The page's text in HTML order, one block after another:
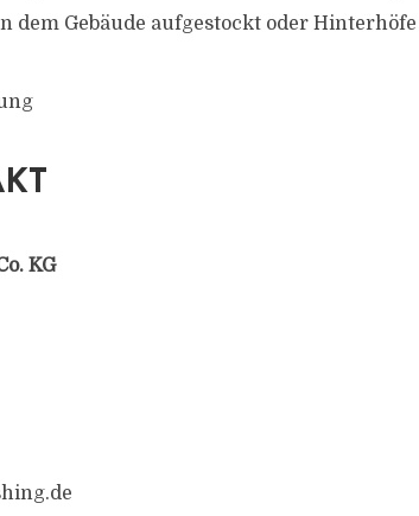
dem Gebäude aufgestockt oder Hinterhöfe
KG